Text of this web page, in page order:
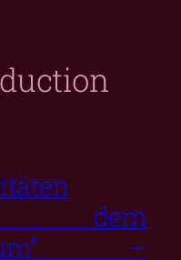
dem
–